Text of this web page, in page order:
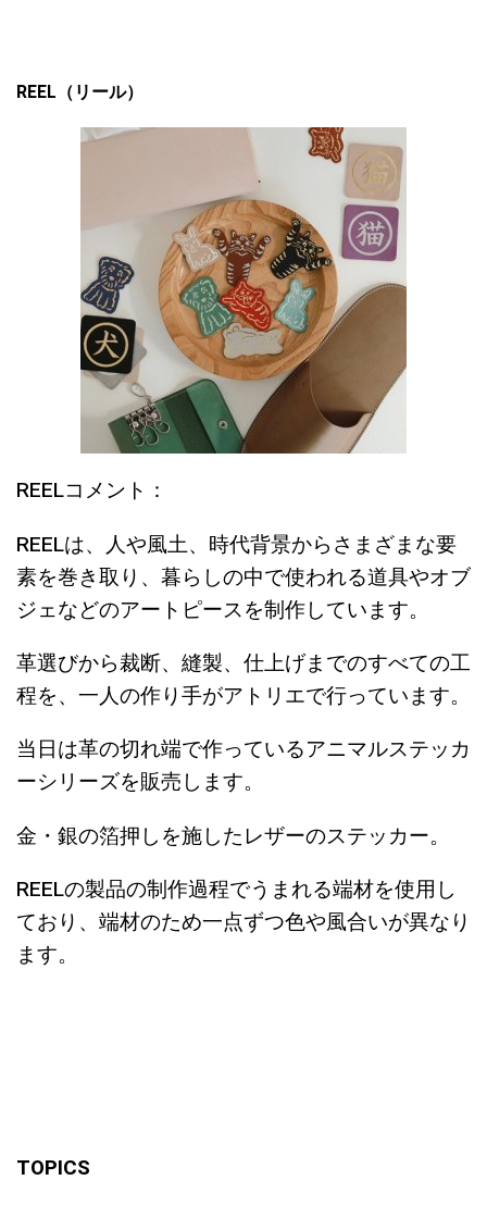
REEL（リール）
REELコメント：
REELは、人や風土、時代背景からさまざまな要
素を巻き取り、暮らしの中で使われる道具やオブ
ジェなどのアートピースを制作しています。
革選びから裁断、縫製、仕上げまでのすべての工
程を、一人の作り手がアトリエで行っています。
当日は革の切れ端で作っているアニマルステッカ
ーシリーズを販売します。
金・銀の箔押しを施したレザーのステッカー。
REELの製品の制作過程でうまれる端材を使用し
ており、端材のため一点ずつ色や風合いが異なり
ます。
TOPICS